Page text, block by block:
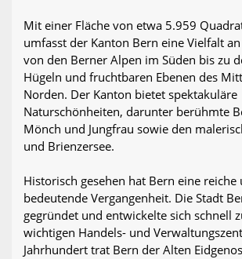
Mit einer Fläche von etwa 5.959
umfasst der Kanton Bern eine Vielfalt
von den Berner Alpen im Süden bis zu
Hügeln und fruchtbaren Ebenen des
Norden. Der Kanton bietet spektakuläre
Naturschönheiten, darunter berühmte
Mönch und Jungfrau sowie den
und Brienzersee.
Historisch gesehen hat Bern eine reiche
bedeutende Vergangenheit. Die Stadt
gegründet und entwickelte sich schnell
wichtigen Handels- und
Jahrhundert trat Bern der Alten